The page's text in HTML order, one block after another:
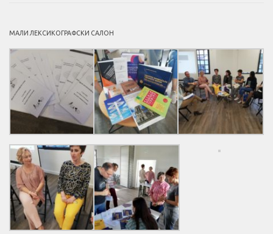
МАЛИ ЛЕКСИКОГРАФСКИ САЛОН